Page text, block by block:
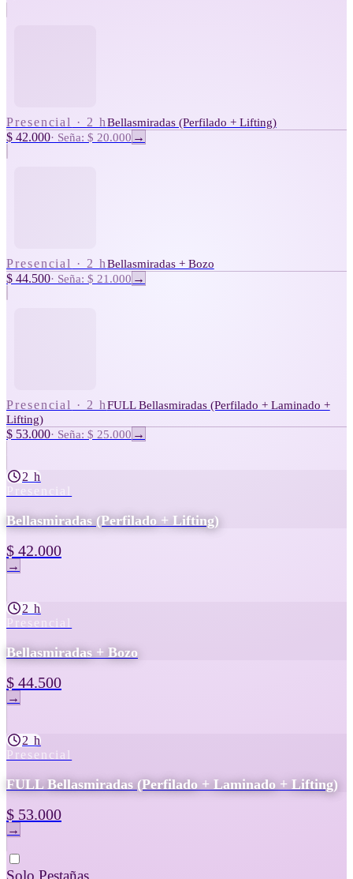
Presencial · 2 hBellasmiradas (Perfilado + Lifting)
$ 42.000· Seña: $ 20.000 →
Presencial · 2 hBellasmiradas + Bozo
$ 44.500· Seña: $ 21.000 →
Presencial · 2 hFULL Bellasmiradas (Perfilado + Laminado +
Lifting)
$ 53.000· Seña: $ 25.000 →
2 h
Presencial
Bellasmiradas (Perfilado + Lifting)
$ 42.000
→
2 h
Presencial
Bellasmiradas + Bozo
$ 44.500
→
2 h
Presencial
FULL Bellasmiradas (Perfilado + Laminado + Lifting)
$ 53.000
→
Solo Pestañas